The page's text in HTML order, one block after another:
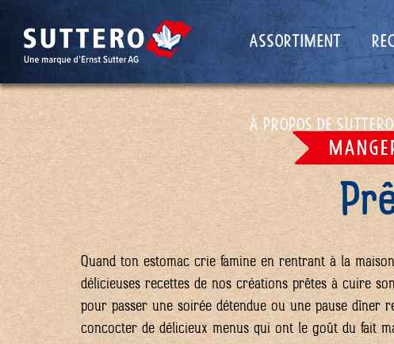
Skip
to
navigation
(Press
Enter)
Skip
to
main
content
(Press
Enter)
ASSORTIMENT
À PROPOS DE SUTTERO
Quand ton estomac crie famine en rentrant à la
délicieuses recettes de nos créations prêtes à cuire
pour passer une soirée détendue ou une pause dîner
concocter de délicieux menus qui ont le goût du fait